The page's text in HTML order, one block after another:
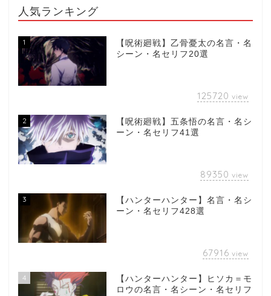
人気ランキング
1
【呪術廻戦】乙骨憂太の名言・名
シーン・名セリフ20選
125720 view
2
【呪術廻戦】五条悟の名言・名シ
ーン・名セリフ41選
89350 view
3
【ハンターハンター】名言・名シ
ーン・名セリフ428選
67916 view
4
【ハンターハンター】ヒソカ＝モ
ロウの名言・名シーン・名セリフ